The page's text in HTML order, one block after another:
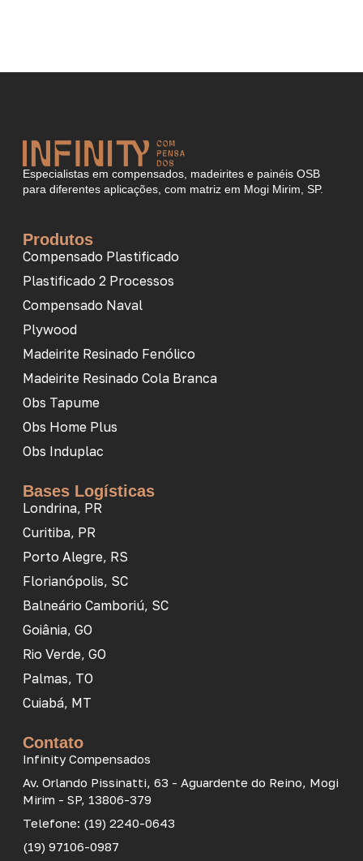
Especialistas em compensados, madeirites e painéis OSB
para diferentes aplicações, com matriz em Mogi Mirim, SP.
Produtos
Compensado Plastificado
Plastificado 2 Processos
Compensado Naval
Plywood
Madeirite Resinado Fenólico
Madeirite Resinado Cola Branca
Obs Tapume
Obs Home Plus
Obs Induplac
Bases Logísticas
Londrina, PR
Curitiba, PR
Porto Alegre, RS
Florianópolis, SC
Balneário Camboriú, SC
Goiânia, GO
Rio Verde, GO
Palmas, TO
Cuiabá, MT
Contato
Infinity Compensados
Av. Orlando Pissinatti, 63 - Aguardente do Reino, Mogi
Mirim - SP, 13806-379
Telefone: (19) 2240-0643
(19) 97106-0987